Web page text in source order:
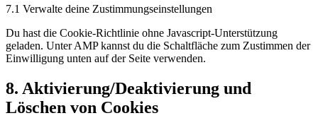
7.1 Verwalte deine Zustimmungseinstellungen
Du hast die Cookie-Richtlinie ohne Javascript-Unterstützung
geladen. Unter AMP kannst du die Schaltfläche zum Zustimmen der
Einwilligung unten auf der Seite verwenden.
8. Aktivierung/Deaktivierung und
Löschen von Cookies